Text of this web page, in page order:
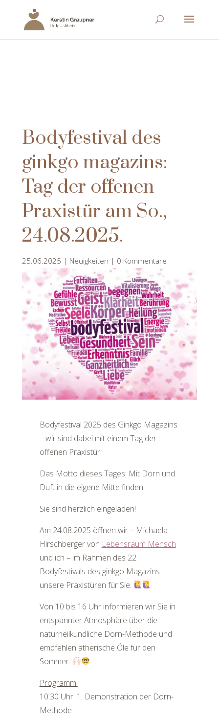
Bodyfestival des
ginkgo magazins:
Tag der offenen
Praxistür am So.,
24.08.2025.
25.06.2025 | Neuigkeiten | 0 Kommentare
Bodyfestival 2025 des Ginkgo Magazins
– wir sind dabei mit einem Tag der
offenen Praxistür.
Das Motto dieses Tages: Mit Dorn und
Duft in die eigene Mitte finden.
Sie sind herzlich eingeladen!
Am 24.08.2025 öffnen wir – Michaela
Hirschberger von Lebensraum Mensch
und ich – im Rahmen des 22.
Bodyfestivals des ginkgo Magazins
unsere Praxistüren für Sie.
Von 10 bis 16 Uhr informieren wir Sie in
entspannter Atmosphäre über die
naturheilkundliche Dorn-Methode und
empfehlen ätherische Öle für den
Sommer.
Programm:
10.30 Uhr: 1. Demonstration der Dorn-
Methode